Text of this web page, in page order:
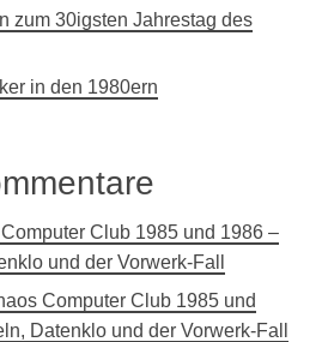
zum 30igsten Jahrestag des
in den 1980ern
Club 1985 und 1986 –
und der Vorwerk-Fall
Computer Club 1985 und
Datenklo und der Vorwerk-Fall